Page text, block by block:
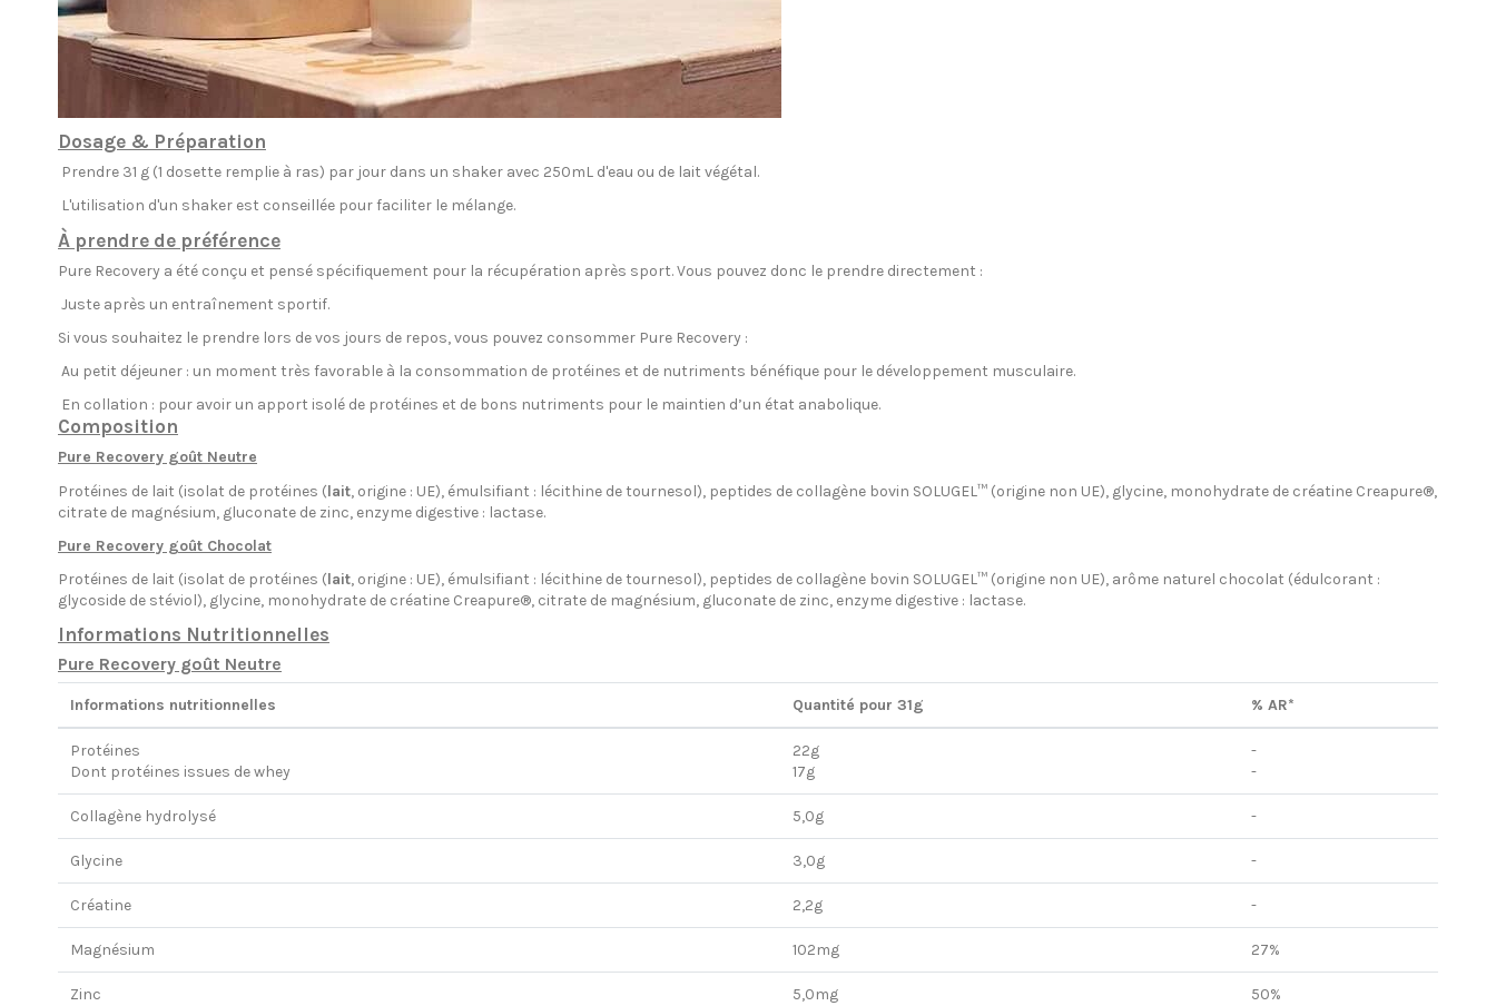
Dosage & Préparation
Prendre 31 g (1 dosette remplie à ras) par jour dans un shaker avec 250mL d'eau ou de lait végétal.
L'utilisation d'un shaker est conseillée pour faciliter le mélange.
À prendre de préférence
Pure Recovery a été conçu et pensé spécifiquement pour la récupération après sport. Vous pouvez donc le prendre directement :
Juste après un entraînement sportif.
Si vous souhaitez le prendre lors de vos jours de repos, vous pouvez consommer Pure Recovery :
Au petit déjeuner : un moment très favorable à la consommation de protéines et de nutriments bénéfique pour le développement musculaire.
En collation : pour avoir un apport isolé de protéines et de bons nutriments pour le maintien d’un état anabolique.
Composition
Pure Recovery goût Neutre
Protéines de lait (isolat de protéines (lait, origine : UE), émulsifiant : lécithine de tournesol), peptides de collagène bovin SOLUGEL™ (origine non UE), glycine, monohydrate de créatine Creapure®,
citrate de magnésium, gluconate de zinc, enzyme digestive : lactase.
Pure Recovery goût Chocolat
Protéines de lait (isolat de protéines (lait, origine : UE), émulsifiant : lécithine de tournesol), peptides de collagène bovin SOLUGEL™ (origine non UE), arôme naturel chocolat (édulcorant :
glycoside de stéviol), glycine, monohydrate de créatine Creapure®, citrate de magnésium, gluconate de zinc, enzyme digestive : lactase.
Informations Nutritionnelles
Pure Recovery goût Neutre
Informations nutritionnelles Quantité pour 31g % AR*
Protéines
Dont protéines issues de whey
22g
17g
-
-
Collagène hydrolysé 5,0g -
Glycine 3,0g -
Créatine 2,2g -
Magnésium 102mg 27%
Zinc 5,0mg 50%